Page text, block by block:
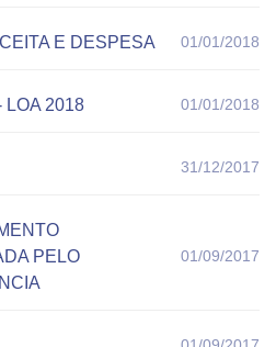
E DESPESA 01/01/2018
LOA 2018 01/01/2018
31/12/2017
PELO
01/09/2017